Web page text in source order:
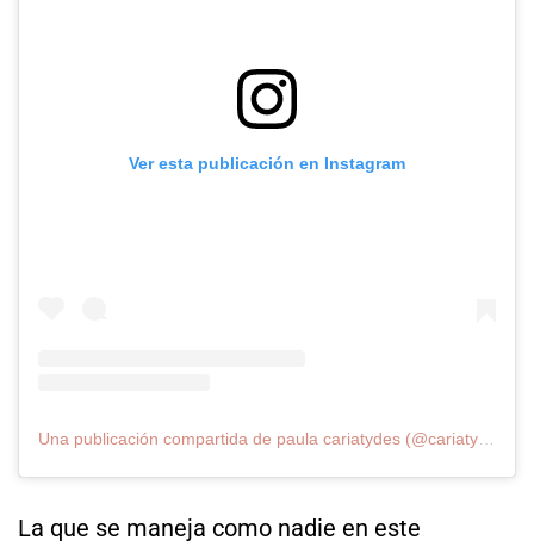
Ver esta publicación en Instagram
La que se maneja como nadie en este